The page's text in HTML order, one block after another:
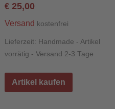
€ 25,00
Versand kostenfrei
Lieferzeit: Handmade - Artikel
vorrätig - Versand 2-3 Tage
Artikel kaufen